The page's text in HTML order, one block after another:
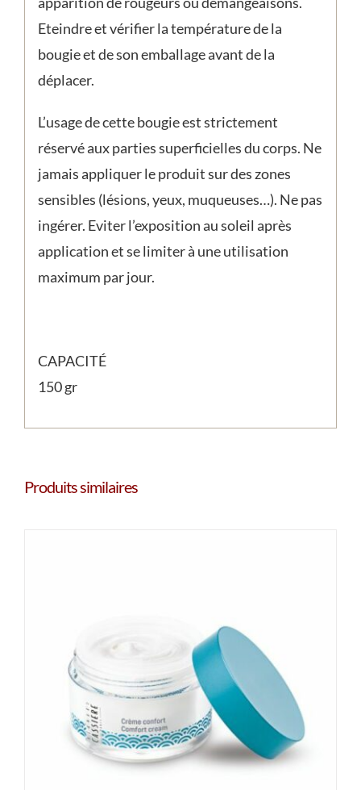
Eteindre et vérifier la température de la
bougie et de son emballage avant de la
déplacer.
L’usage de cette bougie est strictement
réservé aux parties superficielles du corps. Ne
jamais appliquer le produit sur des zones
sensibles (lésions, yeux, muqueuses…). Ne pas
ingérer. Eviter l’exposition au soleil après
application et se limiter à une utilisation
maximum par jour.
CAPACITÉ
150 gr
Produits similaires